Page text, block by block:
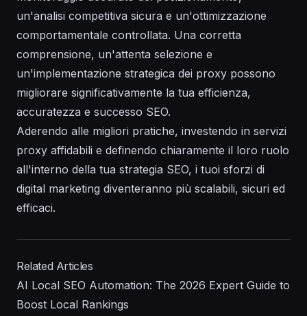
un'analisi competitiva sicura e un'ottimizzazione
comportamentale controllata. Una corretta
comprensione, un'attenta selezione e
un'implementazione strategica dei proxy possono
migliorare significativamente la tua efficienza,
accuratezza e successo SEO.
Aderendo alle migliori pratiche, investendo in servizi
proxy affidabili e definendo chiaramente il loro ruolo
all'interno della tua strategia SEO, i tuoi sforzi di
digital marketing diventeranno più scalabili, sicuri ed
efficaci.
Related Articles
AI Local SEO Automation: The 2026 Expert Guide to
Boost Local Rankings